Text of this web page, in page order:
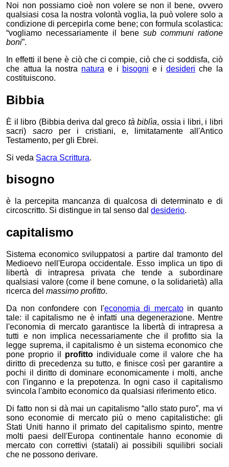
Noi non possiamo cioè non volere se non il bene, ovvero
qualsiasi cosa la nostra volontà voglia, la può volere solo a
condizione di percepirla come bene; con formula scolastica:
“vogliamo necessariamente il bene sub communi ratione
boni”.
In effetti il bene è ciò che ci compie, ciò che ci soddisfa, ciò
che attua la nostra natura e i bisogni e idesideri che la
costituiscono.
Bibbia
È il libro (Bibbia deriva dal greco tà biblìa, ossia i libri, i libri
sacri) sacroper i cristiani, e, limitatamente all'Antico
Testamento, per gli Ebrei.
Si veda Sacra Scrittura.
bisogno
è la percepita mancanza di qualcosa di determinato e di
circoscritto. Si distingue in tal senso daldesiderio.
capitalismo
Sistema economico sviluppatosi a partire dal tramonto del
Medioevo nell'Europa occidentale. Esso implica un tipo di
libertà di intrapresa privata che tende a subordinare
qualsiasi valore (come il bene comune, o la solidarietà) alla
ricerca delmassimo profitto.
Da non confondere con l'economia di mercatoin quanto
tale: il capitalismo ne è infatti una degenerazione. Mentre
l'economia di mercato garantisce la libertà di intrapresa a
tutti e non implica necessariamente che il profitto sia la
legge suprema, il capitalismo è un sistema economico che
pone proprio il profittoindividuale come il valore che ha
diritto di precedenza su tutto, e finisce così per garantire a
pochi il diritto di dominare economicamente i molti, anche
con l'inganno e la prepotenza. In ogni caso il capitalismo
svincola l'ambito economico da qualsiasi riferimento etico.
Di fatto non si dà mai un capitalismo “allo stato puro”, ma vi
sono economie di mercato più o meno capitalistiche: gli
Stati Uniti hanno il primato del capitalismo spinto, mentre
molti paesi dell'Europa continentale hanno economie di
mercato con correttivi (statali) ai possibili squilibri sociali
che ne possono derivare.